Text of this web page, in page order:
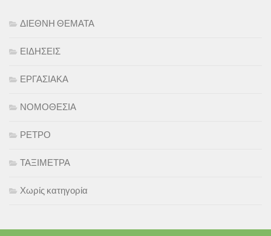
ΔΙΕΘΝΗ ΘΕΜΑΤΑ
ΕΙΔΗΣΕΙΣ
ΕΡΓΑΣΙΑΚΑ
ΝΟΜΟΘΕΣΙΑ
ΡΕΤΡΟ
ΤΑΞΙΜΕΤΡΑ
Χωρίς κατηγορία